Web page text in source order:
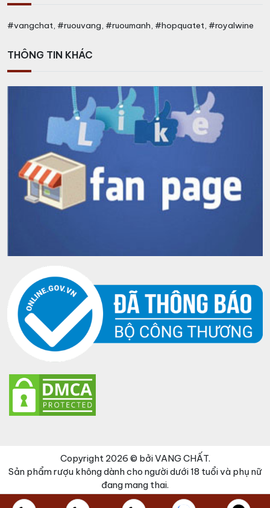
#vangchat, #ruouvang, #ruoumanh, #hopquatet, #royalwine
THÔNG TIN KHÁC
Copyright 2026 © bởi VANG CHẤT.
Sản phẩm rượu không dành cho người dưới 18 tuổi và phụ nữ
đang mang thai.